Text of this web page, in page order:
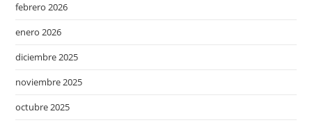
febrero 2026
enero 2026
diciembre 2025
noviembre 2025
octubre 2025